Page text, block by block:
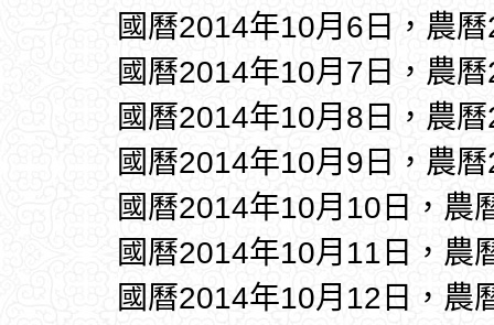
國曆2014年10月6日，農
國曆2014年10月7日，農
國曆2014年10月8日，農
國曆2014年10月9日，農
國曆2014年10月10日，農
國曆2014年10月11日，農
國曆2014年10月12日，農